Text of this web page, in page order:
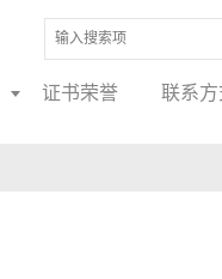
证书荣誉 联系方